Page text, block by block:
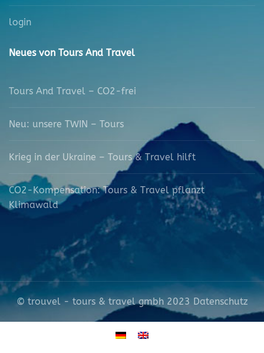
login
Neues von Tours And Travel
Tours And Travel – CO2-frei
Neu: unsere TWIN – Tours
Krieg in der Ukraine – Tours & Travel hilft
CO2-Kompensation: Tours & Travel pflanzt
Klimawald
© trouvel - tours & travel gmbh 2023 Datenschutz